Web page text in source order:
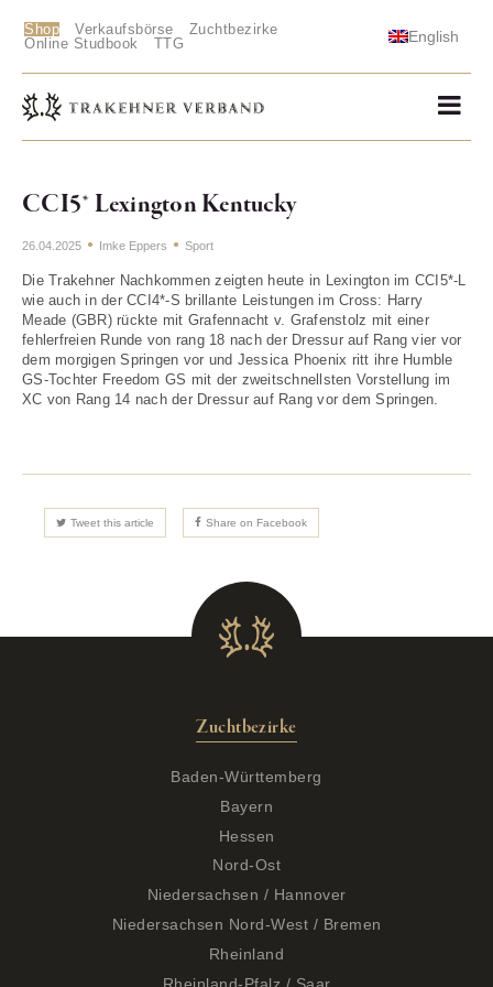
Shop Verkaufsbörse
Zuchtbezirke
Online Studbook
TTG English
CCI5* Lexington Kentucky
26.04.2025 Imke Eppers Sport
Die Trakehner Nachkommen zeigten heute in Lexington im CCI5*-L
wie auch in der CCI4*-S brillante Leistungen im Cross: Harry
Meade (GBR) rückte mit Grafennacht v. Grafenstolz mit einer
fehlerfreien Runde von rang 18 nach der Dressur auf Rang vier vor
dem morgigen Springen vor und Jessica Phoenix ritt ihre Humble
GS-Tochter Freedom GS mit der zweitschnellsten Vorstellung im
XC von Rang 14 nach der Dressur auf Rang vor dem Springen.
Tweet this article Share on Facebook
Zuchtbezirke
Baden-Württemberg
Bayern
Hessen
Nord-Ost
Niedersachsen / Hannover
Niedersachsen Nord-West / Bremen
Rheinland
Rheinland-Pfalz / Saar